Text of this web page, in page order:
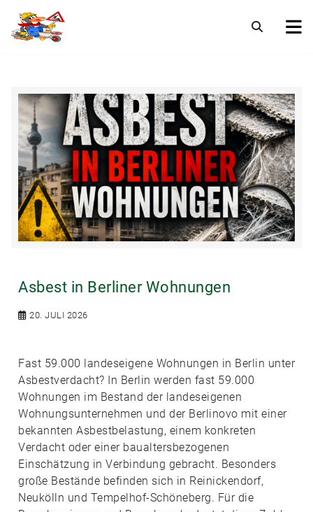
Asbest in Berliner Wohnungen
20. JULI 2026
Fast 59.000 landeseigene Wohnungen in Berlin unter
Asbestverdacht? In Berlin werden fast 59.000
Wohnungen im Bestand der landeseigenen
Wohnungsunternehmen und der Berlinovo mit einer
bekannten Asbestbelastung, einem konkreten
Verdacht oder einer baualtersbezogenen
Einschätzung in Verbindung gebracht. Besonders
große Bestände befinden sich in Reinickendorf,
Neukölln und Tempelhof-Schöneberg. Für die